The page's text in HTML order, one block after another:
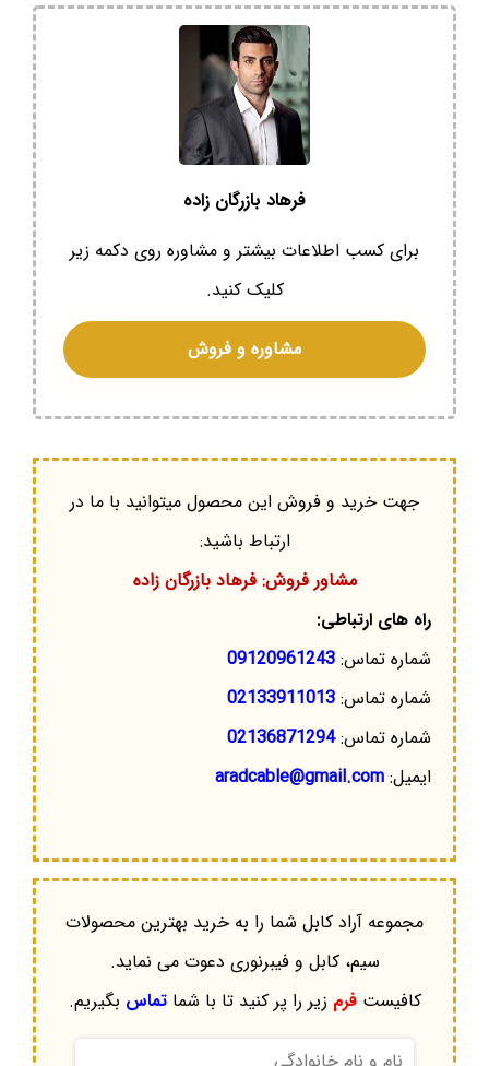
فرهاد بازرگان زاده
برای کسب اطلاعات بیشتر و مشاوره روی دکمه زیر
کلیک کنید.
مشاوره و فروش
جهت خرید و فروش این محصول میتوانید با ما در
ارتباط باشید:
مشاور فروش: فرهاد بازرگان زاده
راه های ارتباطی:
شماره تماس: 09120961243
شماره تماس: 02133911013
شماره تماس:02136871294
ایمیل: aradcable@gmail.com
مجموعه آراد کابل شما را به خرید بهترین محصولات
سیم، کابل و فیبرنوری دعوت می نماید.
کافیستفرم زیر را پر کنید تا با شماتماس بگیریم.